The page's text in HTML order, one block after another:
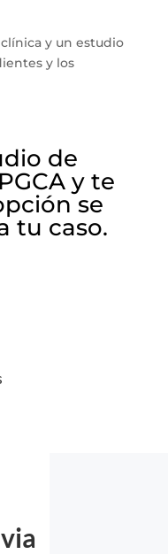
y un estudio
y los
de
y te
se
tu caso.